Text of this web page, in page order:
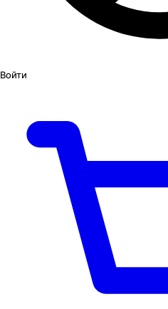
Войти